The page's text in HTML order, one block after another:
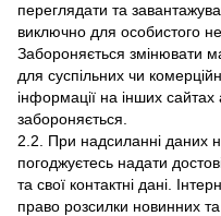
переглядати та
виключно для особистого
Забороняється змінювати
для суспільних чи
інформації на інших
забороняється.
2.2. При надсиланні даних
погоджуєтесь надати
та свої контактні дані.
право розсилки новинних